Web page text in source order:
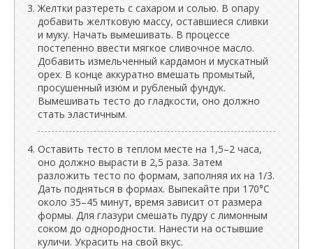
Желтки разтереть с сахаром и солью. В опару
добавить желтковую массу, оставшиеся сливки
и муку. Начать вымешивать. В процессе
постепенно ввести мягкое сливочное масло.
Добавить измельченный кардамон и мускатный
орех. В конце аккуратно вмешать промытый,
просушенный изюм и рубленый фундук.
Вымешивать тесто до гладкости, оно должно
стать эластичным.
Оставить тесто в теплом месте на 1,5–2 часа,
оно должно вырасти в 2,5 раза. Затем
разложить тесто по формам, заполняя их на 1/3.
Дать подняться в формах. Выпекайте при 170°C
около 35–45 минут, время зависит от размера
формы. Для глазури смешать пудру с лимонным
соком до однородности. Нанести на остывшие
куличи. Украсить на свой вкус.